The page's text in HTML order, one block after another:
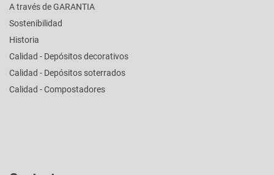
A través de GARANTIA
Sostenibilidad
Historia
Calidad - Depósitos decorativos
Calidad - Depósitos soterrados
Calidad - Compostadores